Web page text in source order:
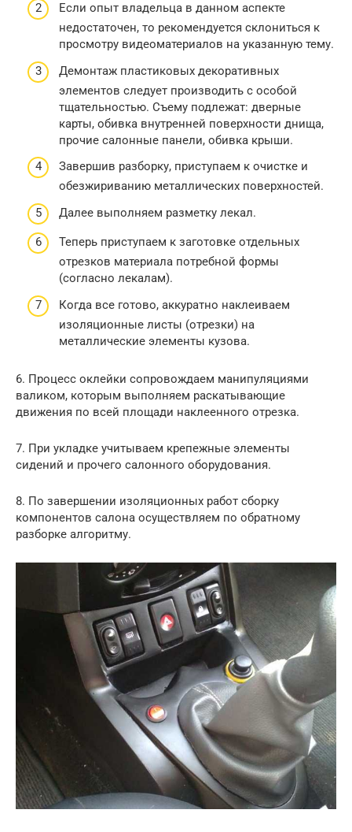
Если опыт владельца в данном аспекте
недостаточен, то рекомендуется склониться к
просмотру видеоматериалов на указанную тему.
Демонтаж пластиковых декоративных
элементов следует производить с особой
тщательностью. Съему подлежат: дверные
карты, обивка внутренней поверхности днища,
прочие салонные панели, обивка крыши.
Завершив разборку, приступаем к очистке и
обезжириванию металлических поверхностей.
Далее выполняем разметку лекал.
Теперь приступаем к заготовке отдельных
отрезков материала потребной формы
(согласно лекалам).
Когда все готово, аккуратно наклеиваем
изоляционные листы (отрезки) на
металлические элементы кузова.
6. Процесс оклейки сопровождаем манипуляциями
валиком, которым выполняем раскатывающие
движения по всей площади наклеенного отрезка.
7. При укладке учитываем крепежные элементы
сидений и прочего салонного оборудования.
8. По завершении изоляционных работ сборку
компонентов салона осуществляем по обратному
разборке алгоритму.